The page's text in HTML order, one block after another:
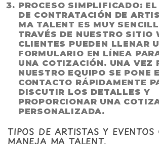
PROCESO SIMPLIFICADO:
DE CONTRATACIÓN DE
MA TALENT ES MUY
TRAVÉS DE NUESTRO SITIO
CLIENTES PUEDEN LLENAR
FORMULARIO EN LÍNEA
UNA COTIZACIÓN. UNA VEZ
NUESTRO EQUIPO SE PONE
CONTACTO RÁPIDAMENTE
DISCUTIR LOS DETALLES Y
PROPORCIONAR UNA
PERSONALIZADA.
TIPOS DE ARTISTAS Y EVENTOS
MANEJA MA TALENT.